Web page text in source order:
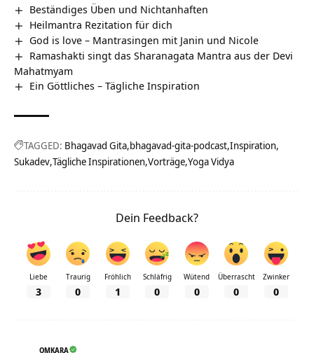
Beständiges Üben und Nichtanhaften
Heilmantra Rezitation für dich
God is love – Mantrasingen mit Janin und Nicole
Ramashakti singt das Sharanagata Mantra aus der Devi
Mahatmyam
Ein Göttliches – Tägliche Inspiration
TAGGED: Bhagavad Gita bhagavad-gita-podcast Inspiration
Sukadev Tägliche Inspirationen Vorträge Yoga Vidya
Dein Feedback?
Liebe
3
Traurig
0
Fröhlich
1
Schläfrig
0
Wütend
0
Überrascht
0
Zwinker
0
OMKARA